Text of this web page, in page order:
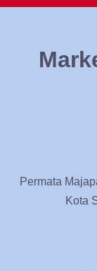
Permata
Kota